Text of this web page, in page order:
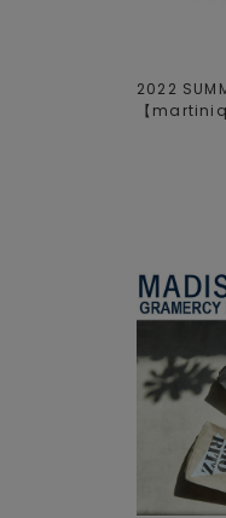
2022
【